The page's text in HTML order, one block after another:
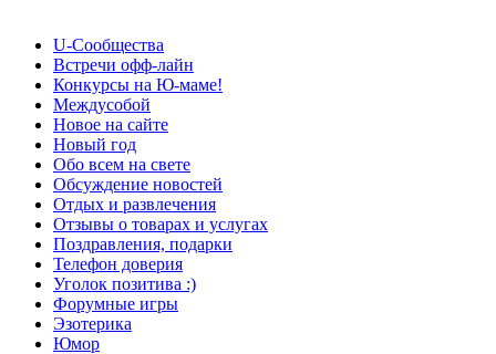
U-Сообщества
Встречи офф-лайн
Конкурсы на Ю-маме!
Междусобой
Новое на сайте
Новый год
Обо всем на свете
Обсуждение новостей
Отдых и развлечения
Отзывы о товарах и услугах
Поздравления, подарки
Телефон доверия
Уголок позитива :)
Форумные игры
Эзотерика
Юмор